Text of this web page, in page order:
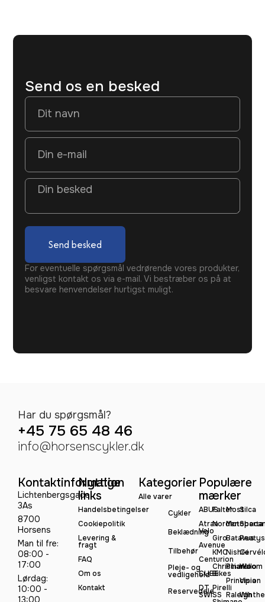
Send os en besked
Send besked
For eventuelle spørgsmål vedrørende vores produkter,
venligst kontakt os via e-mail. Vi bestræber os på at
besvare henvendelser hurtigst muligt.
Har du spørgsmål?
+45 75 65 48 46
info@horsenscykler.dk
Kontaktinformation
Lichtenbergsgade
3As
8700
Horsens
Man til fre:
08:00 -
17:00
Lørdag:
10:00 -
13:00
Nyttige
links
Handelsbetingelser
Cookiepolitik
Levering &
fragt
FAQ
Om os
Kontakt
Kategorier
Alle varer
Cykler
Beklædning
Tilbehør
Pleje- og
vedligehold
Reservedele
Populære
mærker
ABUS
Atran
Velo
Avenue
Centurion
CUBE
DT
SWISS
Falter
Norden
Giro
KMC
Christiania
Bikes
Pirelli
Most
Batavus
Nishiki
Pinarello
Principia
Raleigh
Silca
Sparta
Peatys
Woom
Vision